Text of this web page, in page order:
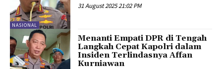
NASIONAL
31 August 2025 21:02 PM
Menanti Empati DPR di Tengah
Langkah Cepat Kapolri dalam
Insiden Terlindasnya Affan
Kurniawan